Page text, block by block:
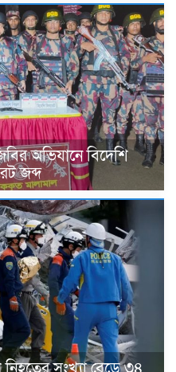
অভিযানে বিদেশি
জব্দ